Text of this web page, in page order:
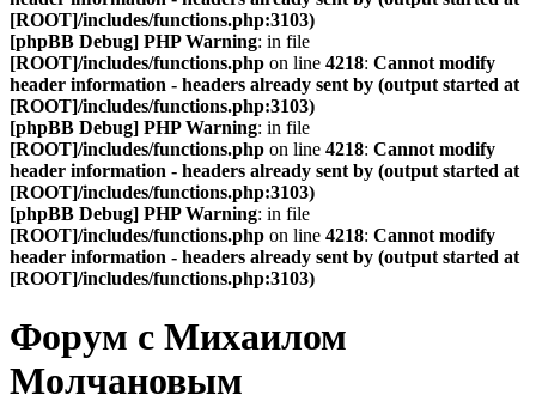
[ROOT]/includes/functions.php:3103)
[phpBB Debug] PHP Warning: in file
[ROOT]/includes/functions.php on line 4218: Cannot modify
header information - headers already sent by (output started at
[ROOT]/includes/functions.php:3103)
[phpBB Debug] PHP Warning: in file
[ROOT]/includes/functions.php on line 4218: Cannot modify
header information - headers already sent by (output started at
[ROOT]/includes/functions.php:3103)
[phpBB Debug] PHP Warning: in file
[ROOT]/includes/functions.php on line 4218: Cannot modify
header information - headers already sent by (output started at
[ROOT]/includes/functions.php:3103)
Форум с Михаилом
Молчановым